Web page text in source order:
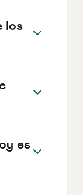
los
es